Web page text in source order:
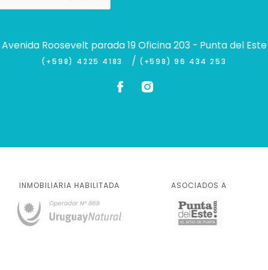
Avenida Roosevelt parada 19 Oficina 203 - Punta del Este
(+598) 4225 4183 / (+598) 96 434 253
INMOBILIARIA HABILITADA ASOCIADOS A